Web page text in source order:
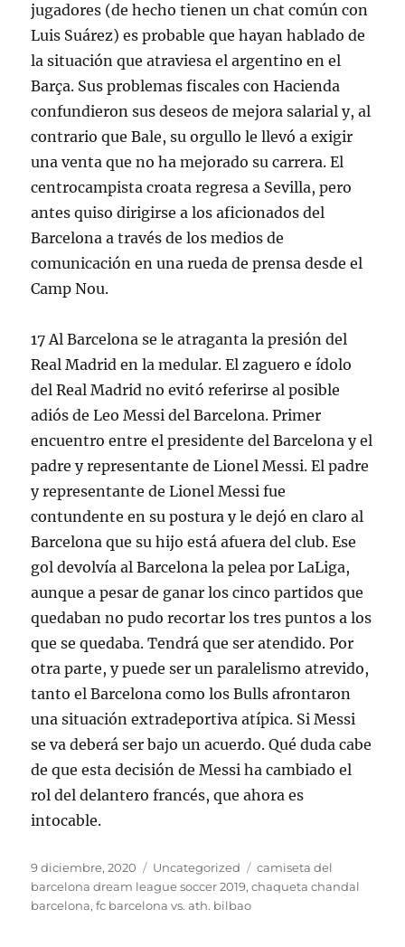
jugadores (de hecho tienen un chat común con
Luis Suárez) es probable que hayan hablado de
la situación que atraviesa el argentino en el
Barça. Sus problemas fiscales con Hacienda
confundieron sus deseos de mejora salarial y, al
contrario que Bale, su orgullo le llevó a exigir
una venta que no ha mejorado su carrera. El
centrocampista croata regresa a Sevilla, pero
antes quiso dirigirse a los aficionados del
Barcelona a través de los medios de
comunicación en una rueda de prensa desde el
Camp Nou.
17 Al Barcelona se le atraganta la presión del
Real Madrid en la medular. El zaguero e ídolo
del Real Madrid no evitó referirse al posible
adiós de Leo Messi del Barcelona. Primer
encuentro entre el presidente del Barcelona y el
padre y representante de Lionel Messi. El padre
y representante de Lionel Messi fue
contundente en su postura y le dejó en claro al
Barcelona que su hijo está afuera del club. Ese
gol devolvía al Barcelona la pelea por LaLiga,
aunque a pesar de ganar los cinco partidos que
quedaban no pudo recortar los tres puntos a los
que se quedaba. Tendrá que ser atendido. Por
otra parte, y puede ser un paralelismo atrevido,
tanto el Barcelona como los Bulls afrontaron
una situación extradeportiva atípica. Si Messi
se va deberá ser bajo un acuerdo. Qué duda cabe
de que esta decisión de Messi ha cambiado el
rol del delantero francés, que ahora es
intocable.
Publicado
el
9 diciembre, 2020 Categorías
Uncategorized Etiquetas
camiseta del
barcelona dream league soccer 2019,chaqueta chandal
barcelona,fc barcelona vs. ath. bilbao